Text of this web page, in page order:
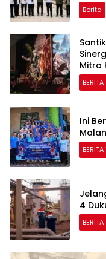
Berita
Mitra
Ini
4